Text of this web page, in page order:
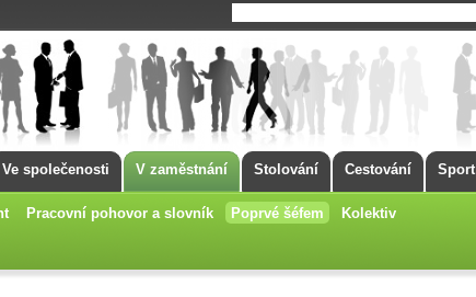
Ve společenosti V zaměstnání Stolování Cestování Sport
Pracovní pohovor a slovník Poprvé šéfem Kolektiv